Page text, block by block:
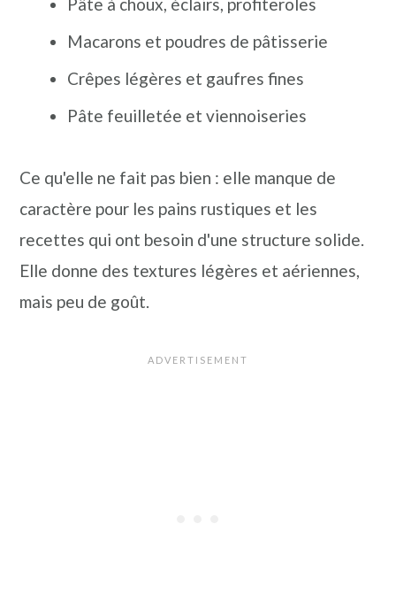
Pâte à choux, éclairs, profiteroles
Macarons et poudres de pâtisserie
Crêpes légères et gaufres fines
Pâte feuilletée et viennoiseries
Ce qu'elle ne fait pas bien : elle manque de
caractère pour les pains rustiques et les
recettes qui ont besoin d'une structure solide.
Elle donne des textures légères et aériennes,
mais peu de goût.